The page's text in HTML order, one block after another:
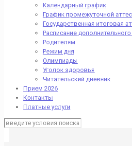
Календарный график
График промежуточной
Государственная итоговая
Расписание
Родителям
Режим дня
Олимпиады
Уголок здоровья
Читательский дневник
Прием 2026
Контакты
Платные услуги